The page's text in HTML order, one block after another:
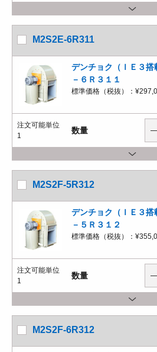
M2S2E-6R311
デンチョク（ＩＥ３
－６Ｒ３１１
標準価格（税抜）：
注文可能単位
1
数量
M2S2F-5R312
デンチョク（ＩＥ３
－５Ｒ３１２
標準価格（税抜）：
注文可能単位
1
数量
M2S2F-6R312